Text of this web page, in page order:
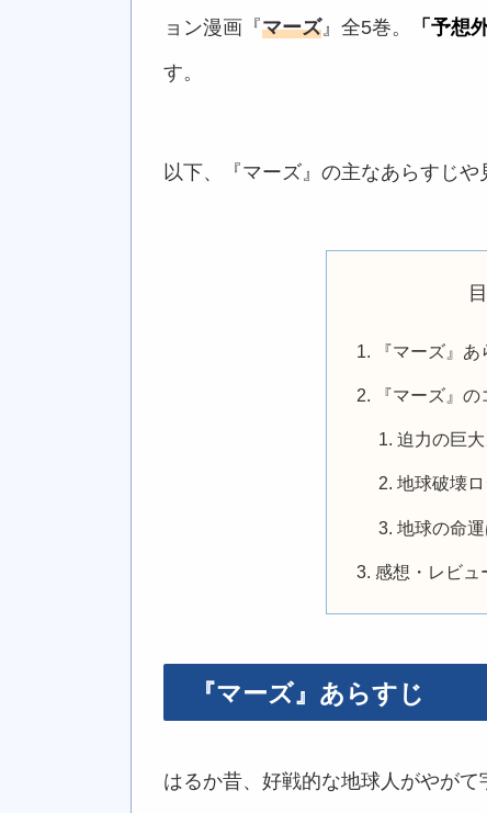
ョン漫画『マーズ』全5巻。 「予想
す。
以下、『マーズ』の主なあらすじや
『マーズ』あ
『マーズ』
迫力の巨
地球破壊
地球の命
感想・レビュ
『マーズ』あらすじ
はるか昔、好戦的な地球人がやがて